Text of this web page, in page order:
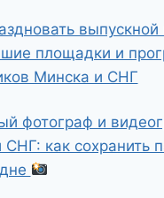
площадки и
Минска и СНГ
фотограф и
как сохранить